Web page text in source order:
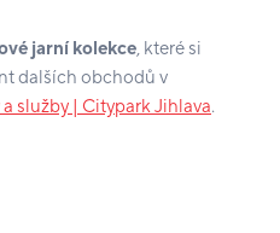
jarní kolekce, které si
dalších obchodů v
služby | Citypark Jihlava.